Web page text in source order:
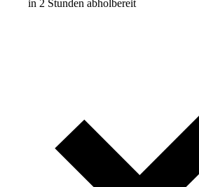
in 2 Stunden abholbereit